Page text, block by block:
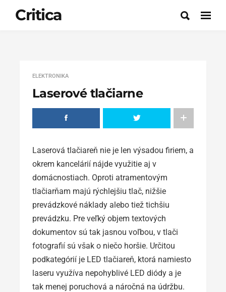
Critica
ELEKTRONIKA
Laserové tlačiarne
Laserová tlačiareň nie je len výsadou firiem, a
okrem kancelárií nájde využitie aj v
domácnostiach. Oproti atramentovým
tlačiarňam majú rýchlejšiu tlač, nižšie
prevádzkové náklady alebo tiež tichšiu
prevádzku. Pre veľký objem textových
dokumentov sú tak jasnou voľbou, v tlači
fotografií sú však o niečo horšie. Určitou
podkategórií je LED tlačiareň, ktorá namiesto
laseru využíva nepohyblivé LED diódy a je
tak menej poruchová a náročná na údržbu.